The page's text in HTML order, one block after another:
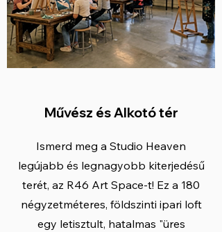
Művész és Alkotó tér
Ismerd meg a Studio Heaven
legújabb és legnagyobb kiterjedésű
terét, az R46 Art Space-t! Ez a 180
négyzetméteres, földszinti ipari loft
egy letisztult, hatalmas "üres